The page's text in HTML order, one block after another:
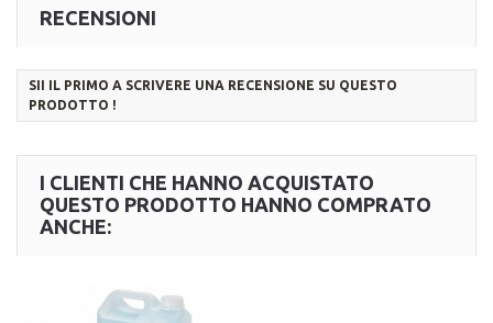
RECENSIONI
SII IL PRIMO A SCRIVERE UNA RECENSIONE SU QUESTO
PRODOTTO !
I CLIENTI CHE HANNO ACQUISTATO
QUESTO PRODOTTO HANNO COMPRATO
ANCHE: